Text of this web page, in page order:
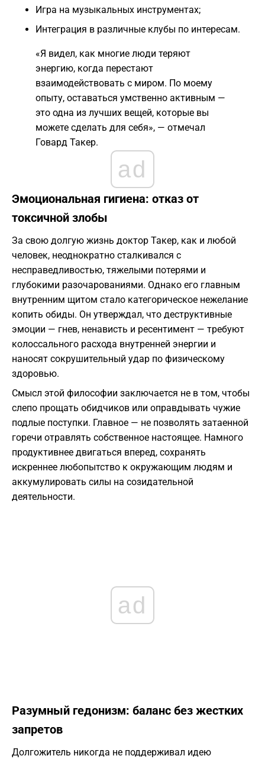
Игра на музыкальных инструментах;
Интеграция в различные клубы по интересам.
«Я видел, как многие люди теряют
энергию, когда перестают
взаимодействовать с миром. По моему
опыту, оставаться умственно активным —
это одна из лучших вещей, которые вы
можете сделать для себя», — отмечал
Говард Такер.
ad
Эмоциональная гигиена: отказ от
токсичной злобы
За свою долгую жизнь доктор Такер, как и любой
человек, неоднократно сталкивался с
несправедливостью, тяжелыми потерями и
глубокими разочарованиями. Однако его главным
внутренним щитом стало категорическое нежелание
копить обиды. Он утверждал, что деструктивные
эмоции — гнев, ненависть и ресентимент — требуют
колоссального расхода внутренней энергии и
наносят сокрушительный удар по физическому
здоровью.
Смысл этой философии заключается не в том, чтобы
слепо прощать обидчиков или оправдывать чужие
подлые поступки. Главное — не позволять затаенной
горечи отравлять собственное настоящее. Намного
продуктивнее двигаться вперед, сохранять
искреннее любопытство к окружающим людям и
аккумулировать силы на созидательной
деятельности.
ad
Разумный гедонизм: баланс без жестких
запретов
Долгожитель никогда не поддерживал идею